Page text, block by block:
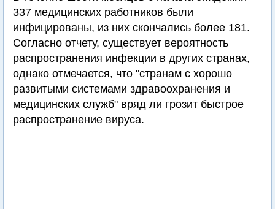
337 медицинских работников были
инфицированы, из них скончались более 181.
Согласно отчету, существует вероятность
распространения инфекции в других странах,
однако отмечается, что "странам с хорошо
развитыми системами здравоохранения и
медицинских служб" вряд ли грозит быстрое
распространение вируса.